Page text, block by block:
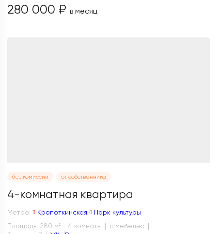
280 000 ₽ в месяц
без комиссии от собственника
4-комнатная квартира
Метро: Кропоткинская
Парк культуры
Площадь: 280 м 2 4 комнаты
с мебелью